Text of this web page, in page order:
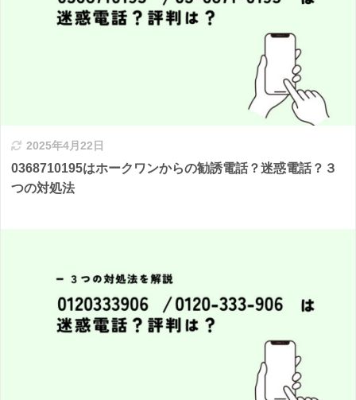
2025年4月22日
0368710195はホークワンからの勧誘電話？迷惑電話？３
つの対処法